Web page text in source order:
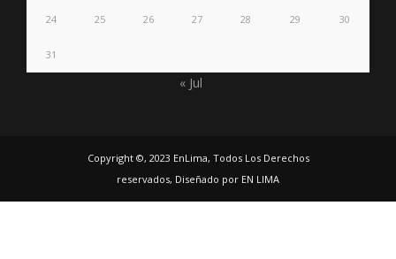
24 25 26 27 28 29 30
31
« Jul
Copyright ©, 2023 EnLima, Todos Los Derechos
reservados, Diseñado por EN LIMA